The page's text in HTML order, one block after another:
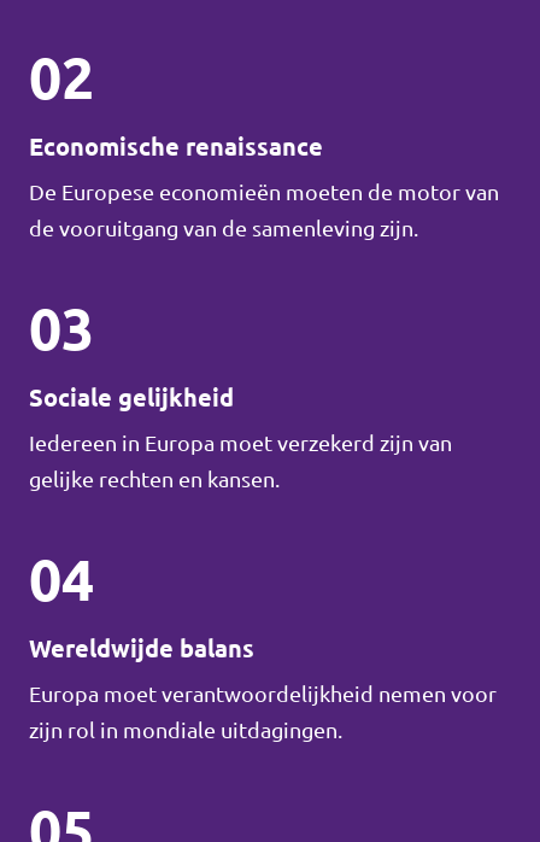
02
Economische renaissance
De Europese economieën moeten de motor van
de vooruitgang van de samenleving zijn.
03
Sociale gelijkheid
Iedereen in Europa moet verzekerd zijn van
gelijke rechten en kansen.
04
Wereldwijde balans
Europa moet verantwoordelijkheid nemen voor
zijn rol in mondiale uitdagingen.